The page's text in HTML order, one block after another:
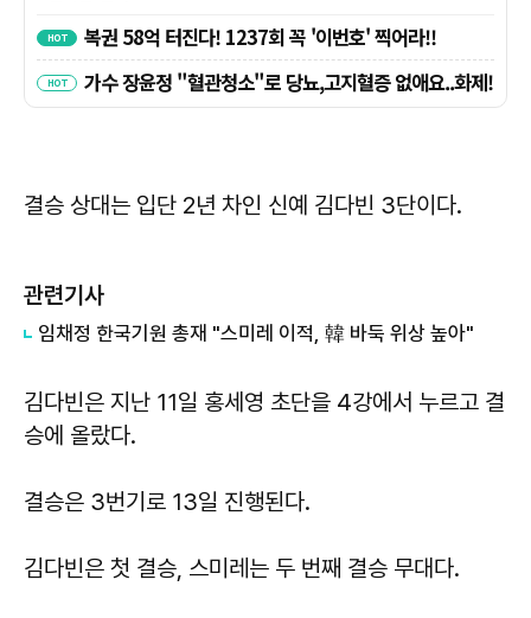
결승 상대는 입단 2년 차인 신예 김다빈 3단이다.
관련기사
임채정 한국기원 총재 "스미레 이적, 韓 바둑 위상 높아"
김다빈은 지난 11일 홍세영 초단을 4강에서 누르고 결
승에 올랐다.
결승은 3번기로 13일 진행된다.
김다빈은 첫 결승, 스미레는 두 번째 결승 무대다.